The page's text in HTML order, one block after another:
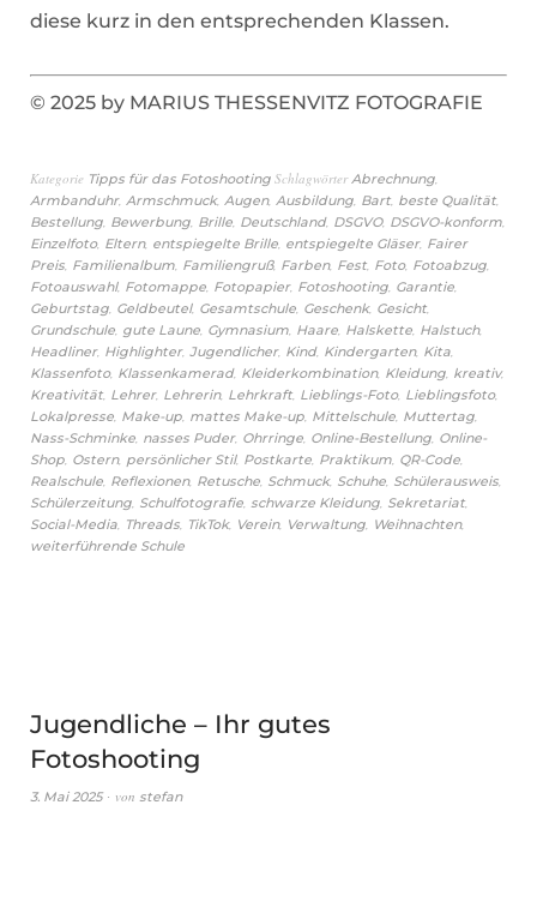
diese kurz in den entsprechenden Klassen.
© 2025 by MARIUS THESSENVITZ FOTOGRAFIE
Kategorie Tipps für das Fotoshooting Schlagwörter Abrechnung
Armbanduhr, Armschmuck, Augen, Ausbildung Bart beste Qualität
Bestellung Bewerbung Brille Deutschland, DSGVO, DSGVO-konform
Einzelfoto, Eltern, entspiegelte Brille entspiegelte Gläser, Fairer
Preis Familienalbum Familiengruß, Farben, Fest Foto, Fotoabzug
Fotoauswahl, Fotomappe Fotopapier, Fotoshooting Garantie
Geburtstag Geldbeutel, Gesamtschule Geschenk, Gesicht
Grundschule gute Laune Gymnasium Haare Halskette Halstuch,
Headliner, Highlighter, Jugendlicher, Kind, Kindergarten, Kita
Klassenfoto, Klassenkamerad, Kleiderkombination, Kleidung kreativ,
Kreativität Lehrer, Lehrerin, Lehrkraft Lieblings-Foto, Lieblingsfoto,
Lokalpresse Make-up mattes Make-up Mittelschule Muttertag
Nass-Schminke nasses Puder, Ohrringe Online-Bestellung Online-
Shop Ostern, persönlicher Stil, Postkarte Praktikum QR-Code
Realschule Reflexionen, Retusche Schmuck, Schuhe Schülerausweis
Schülerzeitung Schulfotografie schwarze Kleidung Sekretariat
Social-Media Threads TikTok, Verein, Verwaltung Weihnachten,
weiterführende Schule
Jugendliche – Ihr gutes
Fotoshooting
3. Mai 2025 von stefan